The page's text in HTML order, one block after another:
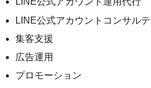
LINE公式アカウントコンサル
集客支援
広告運用
プロモーション